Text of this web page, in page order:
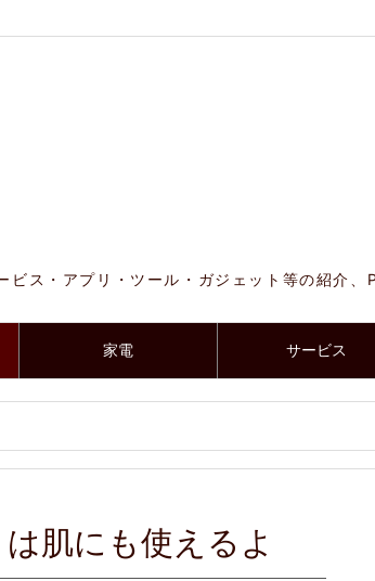
ス・アプリ・ツール・ガジェット等の紹介
家電 サービス
肌にも使えるよ